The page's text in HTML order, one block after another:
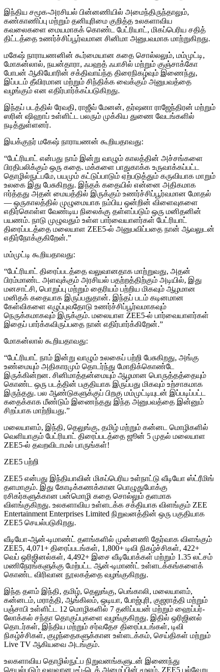
இந்திய சமூக-அரசியல் பின்னணியில் அமைந்திருந்தாலும்,
கண்காணிப்பு மற்றும் தனியுரிமை குறித்த உலகளாவிய
கவலைகளை மையமாகக் கொண்ட பேட்ரியாட், மிகப்பெரிய சதித்
திட்டத்தை உணர்ச்சிப்பூர்வமான சினிமா அனுபவமாக மாற்றுகிறது.
மகேஷ் நாராயணனின் கூர்மையான கதை சொல்லலும், மம்முட்டி,
மோகன்லால், நயன்தாரா, ஃபஹத் ஃபாசில் மற்றும் குஞ்சாக்கோ
போபன் ஆகியோரின் சக்திவாய்ந்த திரைநிகழ்வும் இணைந்து,
இப்படம் தீவிரமான மற்றும் சிந்திக்க வைக்கும் அனுபவத்தை
வழங்கும் என எதிர்பார்க்கப்படுகிறது.
இந்தப் படத்தில் ரேவதி, ராஜீவ் மேனன், தர்ஷனா ராஜேந்திரன் மற்றும்
ஸரின் ஷிஹாப் உள்ளிட்ட பலரும் முக்கிய துணை வேடங்களில்
நடித்துள்ளனர்.
இயக்குநர் மகேஷ் நாராயணன் கூறியதாவது:
“பேட்ரியாட் என்பது நாம் இன்று வாழும் காலத்தின் அச்சங்களை
பிரதிபலிக்கும் ஒரு கதை. மக்களை பாதுகாக்க உருவாக்கப்பட்ட
தொழில்நுட்பமே, பயமும் கட்டுப்பாடும் ஏற்படுத்தும் கருவியாக மாறும்
உலகை இது பேசுகிறது. இந்தக் கதையில் என்னை அதிகமாக
ஈர்த்தது அதன் மையத்தில் இருக்கும் உணர்ச்சிப்பூர்வமான மோதல்
— ஒருகாலத்தில் முழுமையாக நம்பிய ஒன்றின் விளைவுகளை
எதிர்கொள்ள வேண்டிய நிலைக்கு தள்ளப்படும் ஒரு மனிதனின்
பயணம். நாடு முழுவதும் உள்ள பார்வையாளர்கள் பேட்ரியாட்
திரைப்படத்தை மலையாள ZEE5-ல் அனுபவிப்பதை நான் ஆவலுடன்
எதிர்நோக்குகிறேன்.”
மம்முட்டி கூறியதாவது:
“பேட்ரியாட் திரைப்படத்தை வலுவானதாக மாற்றுவது, அதன்
பிரம்மாண்ட அளவுக்கும் அரசியல் பதற்றத்திற்கும் அடியில், இது
மனசாட்சி, பொறுப்பு மற்றும் தைரியம் பற்றிய மிகவும் ஆழமான
மனிதக் கதையாக இருப்பதுதான். இந்தப் படம் கடினமான
கேள்விகளை எழுப்புவதோடு உணர்ச்சிப்பூர்வமாகவும்
நெருக்கமாகவும் இருக்கும். மலையாள ZEE5-ல் பார்வையாளர்கள்
இதைப் பார்க்கவிருப்பதை நான் எதிர்பார்க்கிறேன்.”
மோகன்லால் கூறியதாவது:
“பேட்ரியாட் நாம் இன்று வாழும் உலகைப் பற்றி பேசுகிறது, அங்கு
உண்மையும் அதிகாரமும் தொடர்ந்து மோதிக்கொண்டே
இருக்கின்றன. சினிமாத்தன்மையும் ஆழமான பொருத்தத்தையும்
கொண்ட ஒரு படத்தின் பகுதியாக இருப்பது மிகவும் உற்சாகமாக
இருந்தது. பல ஆண்டுகளுக்குப் பிறகு மம்முட்டியுடன் இப்படிப்பட்ட
கதைக்காக மீண்டும் இணைந்தது இந்த அனுபவத்தை இன்னும்
சிறப்பாக மாற்றியது.”
மலையாளம், இந்தி, தெலுங்கு, தமிழ் மற்றும் கன்னட மொழிகளில்
வெளியாகும் பேட்ரியாட் திரைப்படத்தை ஜூன் 5 முதல் மலையாள
ZEE5-ல் தவறவிடாமல் பாருங்கள்!
ZEE5 பற்றி
ZEE5 என்பது இந்தியாவின் மிகப்பெரிய உள்நாட்டு வீடியோ ஸ்ட்ரீமிங்
தளமாகும். இது கோடிக்கணக்கான பொழுதுபோக்கு
ரசிகர்களுக்கான பன்மொழி கதை சொல்லும் தளமாக
விளங்குகிறது. உலகளாவிய உள்ளடக்க சக்தியாக விளங்கும் ZEE
Entertainment Enterprises Limited நிறுவனத்தின் ஒரு பகுதியாக
ZEE5 செயல்படுகிறது.
வீடியோ-ஆன்-டிமாண்ட் தளங்களில் முன்னணி தேர்வாக விளங்கும்
ZEE5, 4,071+ திரைப்படங்கள், 1,800+ டிவி நிகழ்ச்சிகள், 422+
வெப் ஒரிஜினல்கள், 4,492+ இசை வீடியோக்கள் மற்றும் 1.35 லட்சம்
மணிநேரங்களுக்கு மேற்பட்ட ஆன்-டிமாண்ட் உள்ளடக்கங்களைக்
கொண்ட விரிவான நூலகத்தை வழங்குகிறது.
இந்த தளம் இந்தி, தமிழ், தெலுங்கு, பெங்காலி, மலையாளம்,
கன்னடம், மராத்தி, ஆங்கிலம், ஒடியா, போஜ்புரி, குஜராத்தி மற்றும்
பஞ்சாபி உள்ளிட்ட 12 மொழிகளில் 7 தனிப்பயன் மற்றும் ஹைப்பர்-
லோக்கல் சந்தா தொகுப்புகளை வழங்குகிறது. இதில் ஒரிஜினல்
தொடர்கள், இந்திய மற்றும் சர்வதேச திரைப்படங்கள், டிவி
நிகழ்ச்சிகள், குழந்தைகளுக்கான உள்ளடக்கம், செய்திகள் மற்றும்
Live TV ஆகியவை அடங்கும்.
உலகளாவிய தொழில்நுட்ப நிறுவனங்களுடன் இணைந்து
செயல்படும் வலுவான டீப்-டெக் அமைப்பின் மூலம், ZEE5 பல்வேறு